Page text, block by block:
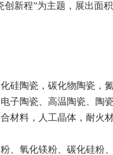
新程”为主题，展出面
硅陶瓷，碳化物陶瓷，
子陶瓷、高温陶瓷、陶
材料，人工晶体，耐火材
、氧化镁粉、碳化硅粉